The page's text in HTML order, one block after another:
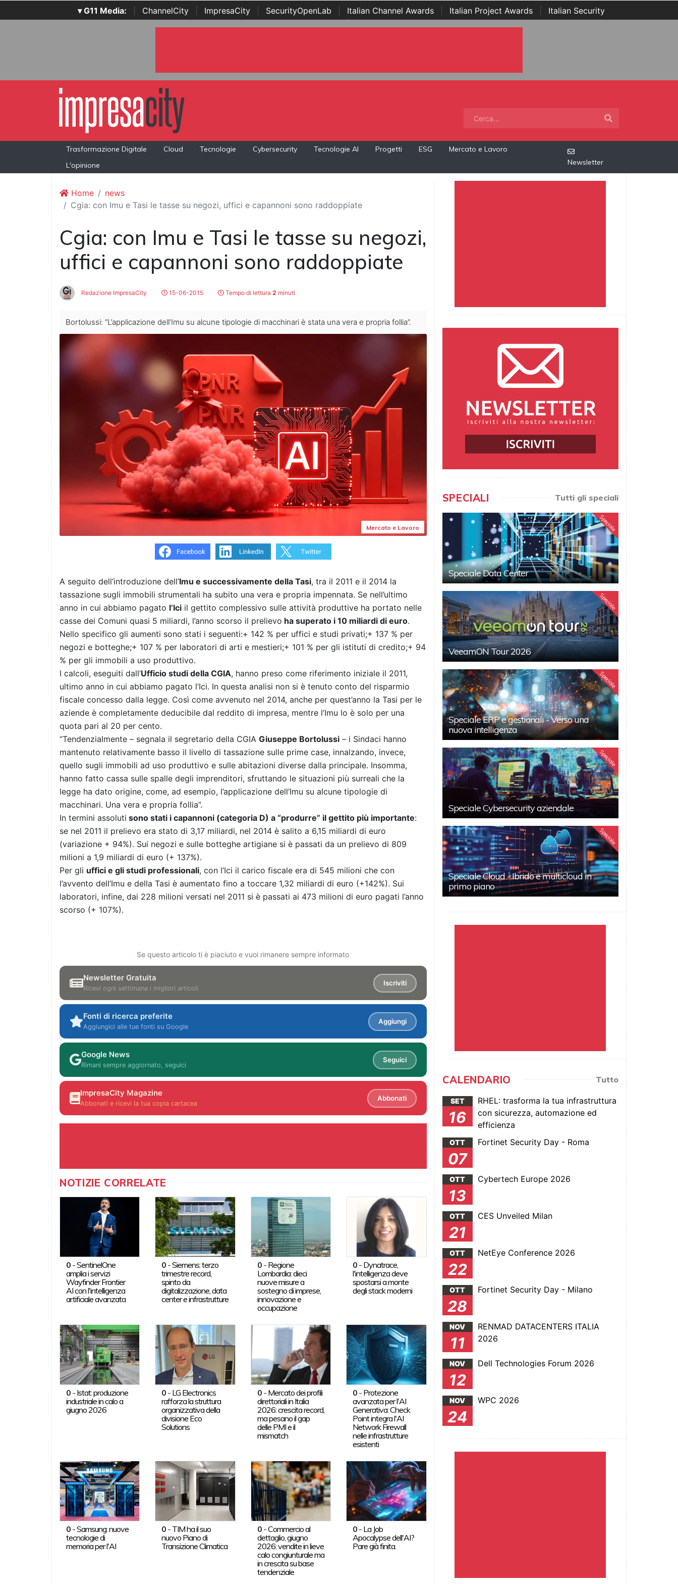
▾ G11 Media: ChannelCity ImpresaCity SecurityOpenLab Italian Channel Awards Italian Project Awards
Italian Security
Awards | ...
Trasformazione Digitale Cloud Tecnologie Cybersecurity Tecnologie AI Progetti ESG
Mercato e Lavoro
L'opinione
Newsletter
Home
news
Cgia: con Imu e Tasi le tasse su negozi, uffici e capannoni sono raddoppiate
Cgia: con Imu e Tasi le tasse su negozi,
uffici e capannoni sono raddoppiate
Redazione ImpresaCity 15-06-2015 Tempo di lettura 2 minuti
Bortolussi: “L’applicazione dell’Imu su alcune tipologie di macchinari è stata una vera e propria follia”.
Mercato e Lavoro
A seguito dell’introduzione dell’Imu e successivamente della Tasi, tra il 2011 e il 2014 la
tassazione sugli immobili strumentali ha subito una vera e propria impennata. Se nell’ultimo
anno in cui abbiamo pagato l’Ici il gettito complessivo sulle attività produttive ha portato nelle
casse dei Comuni quasi 5 miliardi, l’anno scorso il prelievo ha superato i 10 miliardi di euro.
Nello specifico gli aumenti sono stati i seguenti:+ 142 % per uffici e studi privati;+ 137 % per
negozi e botteghe;+ 107 % per laboratori di arti e mestieri;+ 101 % per gli istituti di credito;+ 94
% per gli immobili a uso produttivo.
I calcoli, eseguiti dall’Ufficio studi della CGIA, hanno preso come riferimento iniziale il 2011,
ultimo anno in cui abbiamo pagato l’Ici. In questa analisi non si è tenuto conto del risparmio
fiscale concesso dalla legge. Così come avvenuto nel 2014, anche per quest’anno la Tasi per le
aziende è completamente deducibile dal reddito di impresa, mentre l’Imu lo è solo per una
quota pari al 20 per cento.
“Tendenzialmente – segnala il segretario della CGIA Giuseppe Bortolussi – i Sindaci hanno
mantenuto relativamente basso il livello di tassazione sulle prime case, innalzando, invece,
quello sugli immobili ad uso produttivo e sulle abitazioni diverse dalla principale. Insomma,
hanno fatto cassa sulle spalle degli imprenditori, sfruttando le situazioni più surreali che la
legge ha dato origine, come, ad esempio, l’applicazione dell’Imu su alcune tipologie di
macchinari. Una vera e propria follia”.
In termini assoluti sono stati i capannoni (categoria D) a “produrre” il gettito più importante:
se nel 2011 il prelievo era stato di 3,17 miliardi, nel 2014 è salito a 6,15 miliardi di euro
(variazione + 94%). Sui negozi e sulle botteghe artigiane si è passati da un prelievo di 809
milioni a 1,9 miliardi di euro (+ 137%).
Per gli uffici e gli studi professionali, con l’Ici il carico fiscale era di 545 milioni che con
l’avvento dell’Imu e della Tasi è aumentato fino a toccare 1,32 miliardi di euro (+142%). Sui
laboratori, infine, dai 228 milioni versati nel 2011 si è passati ai 473 milioni di euro pagati l’anno
scorso (+ 107%).
Se questo articolo ti è piaciuto e vuoi rimanere sempre informato
Newsletter Gratuita
Ricevi ogni settimana i migliori articoli
Iscriviti
Fonti di ricerca preferite
Aggiungici alle tue fonti su Google
Aggiungi
Google News
Rimani sempre aggiornato, seguici
Seguici
ImpresaCity Magazine
Abbonati e ricevi la tua copia cartacea
Abbonati
NOTIZIE CORRELATE
0-SentinelOne
amplia i servizi
Wayfinder Frontier
AI con l'intelligenza
artificiale avanzata
0 -Siemens: terzo
trimestre record,
spinto da
digitalizzazione, data
center e infrastrutture
0- Regione
Lombardia: dieci
nuove misure a
sostegno di imprese,
innovazione e
occupazione
0 - Dynatrace,
l'intelligenza deve
spostarsi a monte
degli stack moderni
0- Istat: produzione
industriale in calo a
giugno 2026
0 - LG Electronics
rafforza la struttura
organizzativa della
divisione Eco
Solutions
0- Mercato dei profili
direttoriali in Italia
2026: crescita record,
ma pesano il gap
delle PMI e il
mismatch
0 - Protezione
avanzata per l'AI
Generativa: Check
Point integra l'AI
Network Firewall
nelle infrastrutture
esistenti
0-Samsung: nuove
tecnologie di
memoria per l'AI
0 - TIM ha il suo
nuovo Piano di
Transizione Climatica
0-Commercio al
dettaglio, giugno
2026: vendite in lieve
calo congiunturale ma
in crescita su base
tendenziale
0 - La Job
Apocalypse dell'AI?
Pare già finita.
SPECIALI Tutti gli speciali
Speciale
Speciale Data Center
Speciale
VeeamON Tour 2026
Speciale
Speciale ERP e gestionali - Verso una
nuova intelligenza
Speciale
Speciale Cybersecurity aziendale
Speciale
Speciale Cloud - Ibrido e multicloud in
primo piano
CALENDARIO Tutto
SET
16
RHEL: trasforma la tua infrastruttura
con sicurezza, automazione ed
efficienza
OTT
07
Fortinet Security Day - Roma
OTT
13
Cybertech Europe 2026
OTT
21
CES Unveiled Milan
OTT
22
NetEye Conference 2026
OTT
28
Fortinet Security Day - Milano
NOV
11
RENMAD DATACENTERS ITALIA
2026
NOV
12
Dell Technologies Forum 2026
NOV
24
WPC 2026